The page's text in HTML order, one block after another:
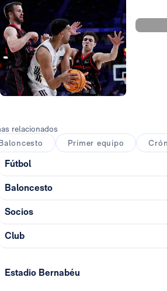
relacionados
Primer equipo
Fútbol
Baloncesto
Socios
Club
Estadio Bernabéu